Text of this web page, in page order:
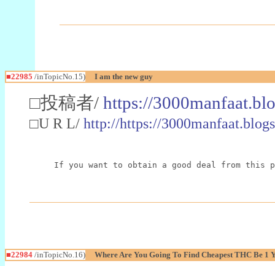
■22985 /inTopicNo.15) I am the new guy
□投稿者/ https://
□U R L/ http://https://
If you want to obtain a good deal from this
■22984 /inTopicNo.16) Where Are You Going To Find Cheapest THC Be 1